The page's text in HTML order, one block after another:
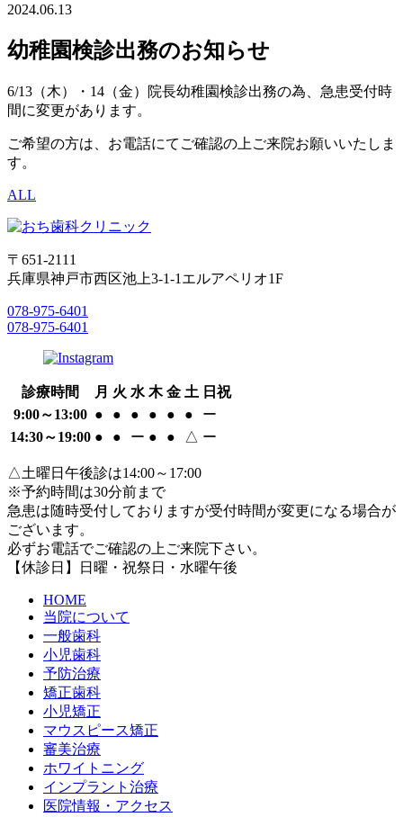
2024.06.13
幼稚園検診出務のお知らせ
6/13（木）・14（金）院長幼稚園検診出務の為、急患受付時
間に変更があります。
ご希望の方は、お電話にてご確認の上ご来院お願いいたしま
す。
ALL
〒651-2111
兵庫県神戸市西区池上3-1-1エルアペリオ1F
078-975-6401
078-975-6401
診療時間 月 火 水 木 金 土 日祝
9:00～13:00 ● ● ● ● ● ●
ー
14:30～19:00 ● ● ー ● ● △ ー
△土曜日午後診は14:00～17:00
※予約時間は30分前まで
急患は随時受付しておりますが受付時間が変更になる場合が
ございます。
必ずお電話でご確認の上ご来院下さい。
【休診日】日曜・祝祭日・水曜午後
HOME
当院について
一般歯科
小児歯科
予防治療
矯正歯科
小児矯正
マウスピース矯正
審美治療
ホワイトニング
インプラント治療
医院情報・アクセス